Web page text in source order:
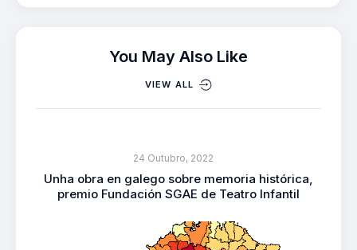
You May Also Like
VIEW ALL
24 Outubro, 2022
Unha obra en galego sobre memoria histórica,
premio Fundación SGAE de Teatro Infantil